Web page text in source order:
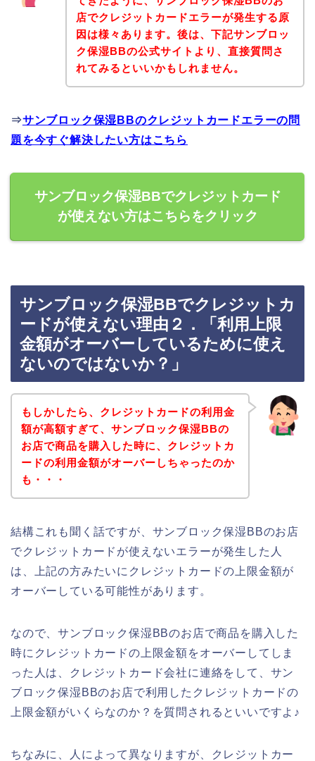
店でクレジットカードエラーが発生する原
因は様々あります。後は、下記サンブロッ
ク保湿BBの公式サイトより、直接質問さ
れてみるといいかもしれません。
⇒サンブロック保湿BBのクレジットカードエラーの問
題を今すぐ解決したい方はこちら
サンブロック保湿BBでクレジットカード
が使えない方はこちらをクリック
サンブロック保湿BBでクレジットカ
ードが使えない理由２．「利用上限
金額がオーバーしているために使え
ないのではないか？」
もしかしたら、クレジットカードの利用金
額が高額すぎて、サンブロック保湿BBの
お店で商品を購入した時に、クレジットカ
ードの利用金額がオーバーしちゃったのか
も・・・
結構これも聞く話ですが、サンブロック保湿BBのお店
でクレジットカードが使えないエラーが発生した人
は、上記の方みたいにクレジットカードの上限金額が
オーバーしている可能性があります。
なので、サンブロック保湿BBのお店で商品を購入した
時にクレジットカードの上限金額をオーバーしてしま
った人は、クレジットカード会社に連絡をして、サン
ブロック保湿BBのお店で利用したクレジットカードの
上限金額がいくらなのか？を質問されるといいですよ♪
ちなみに、人によって異なりますが、クレジットカー